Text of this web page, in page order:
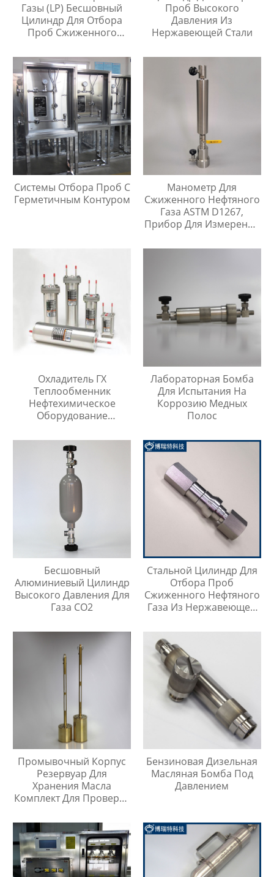
Газы (LP) Бесшовный
Цилиндр Для Отбора
Проб Сжиженного
Проб Высокого
Давления Из
Нержавеющей Стали
Системы Отбора Проб С
Герметичным Контуром
Манометр Для
Сжиженного Нефтяного
Газа ASTM D1267,
Прибор Для Измерения
Охладитель ГХ
Теплообменник
Нефтехимическое
Оборудование
Лабораторная Бомба
Для Испытания На
Коррозию Медных
Полос
Бесшовный
Алюминиевый Цилиндр
Высокого Давления Для
Газа CO2
Стальной Цилиндр Для
Отбора Проб
Сжиженного Нефтяного
Газа Из Нержавеющей
Быстрого Соединителя
Промывочный Корпус
Резервуар Для
Хранения Масла
Комплект Для Проверки
Бензиновая Дизельная
Масляная Бомба Под
Давлением